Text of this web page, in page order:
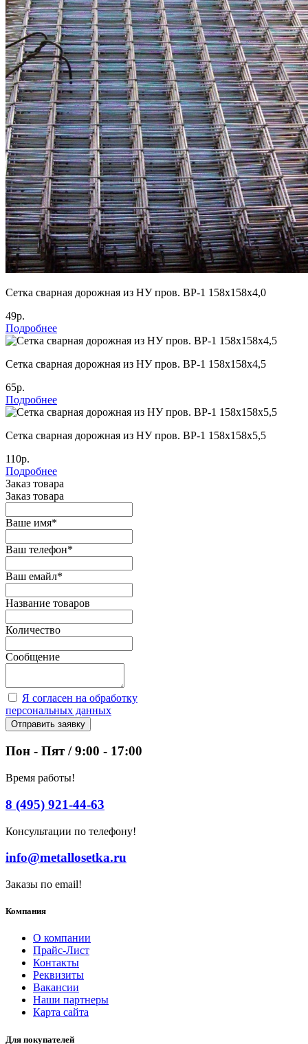
Cетка сварная дорожная из НУ пров. ВР-1 158х158х4,0
49р.
Подробнее
Cетка сварная дорожная из НУ пров. ВР-1 158х158х4,5
65р.
Подробнее
Cетка сварная дорожная из НУ пров. ВР-1 158х158х5,5
110р.
Подробнее
Заказ товара
Заказ товара
Ваше имя*
Ваш телефон*
Ваш емайл*
Название товаров
Количество
Сообщение
Я согласен на обработку
персональных данных
Отправить заявку
Пон - Пят / 9:00 - 17:00
Время работы!
8 (495) 921-44-63
Консультации по телефону!
info@metallosetka.ru
Заказы по email!
Компания
О компании
Прайс-Лист
Контакты
Реквизиты
Вакансии
Наши партнеры
Карта сайта
Для покупателей